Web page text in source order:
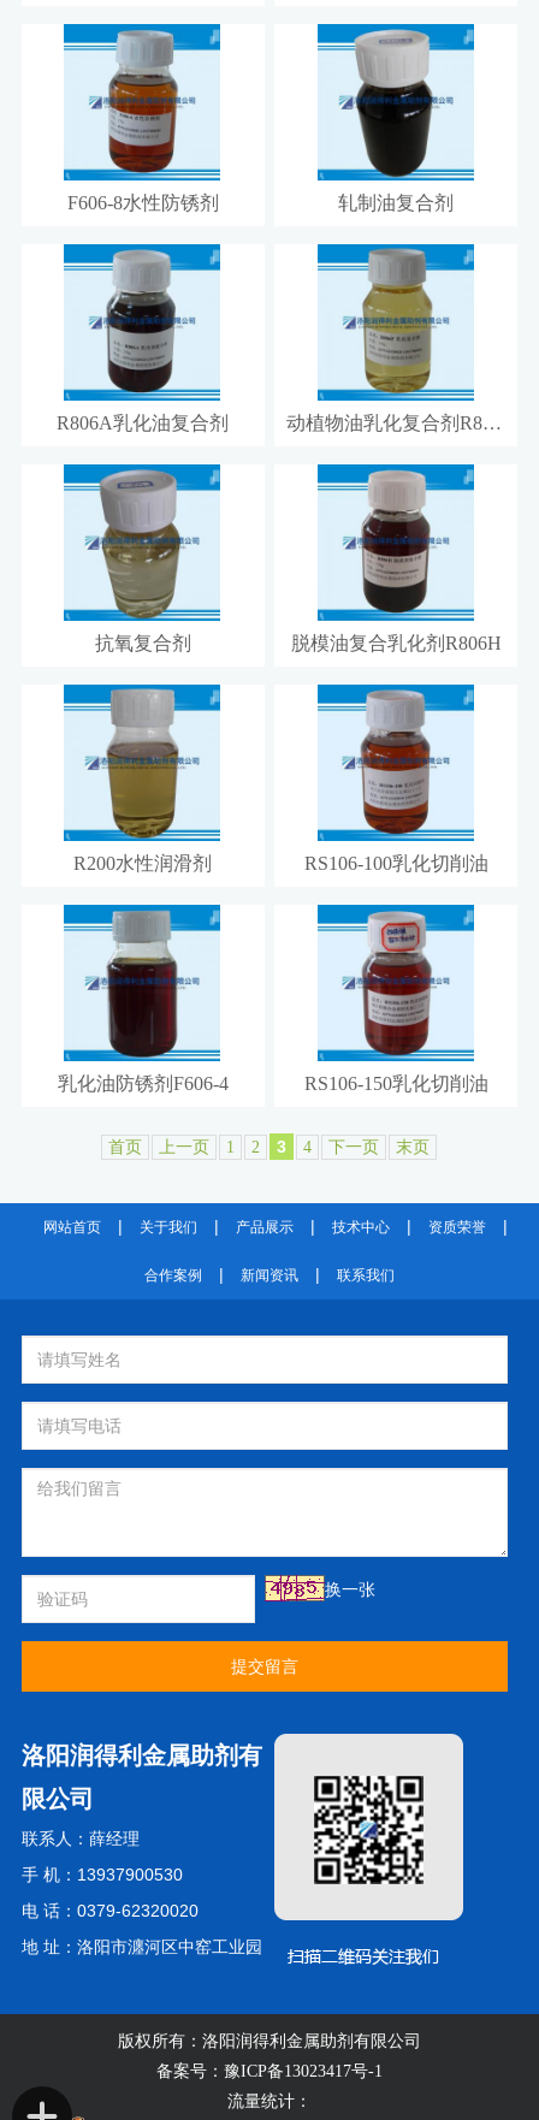
F606-8水性防锈剂 轧制油复合剂
R806A乳化油复合剂 动植物油乳化复合剂R806F
抗氧复合剂 脱模油复合乳化剂R806H
R200水性润滑剂 RS106-100乳化切削油
乳化油防锈剂F606-4 RS106-150乳化切削油
首页 上一页 1 2 3 4 下一页 末页
网站首页 | 关于我们 | 产品展示 | 技术中心 | 资质荣誉 |
合作案例 | 新闻资讯 | 联系我们
换一张
提交留言
洛阳润得利金属助剂有
限公司
联系人：薛经理
手 机：13937900530
电 话：0379-62320020
地 址：洛阳市瀍河区中窑工业园
版权所有：洛阳润得利金属助剂有限公司
备案号： 豫ICP备13023417号-1
流量统计：